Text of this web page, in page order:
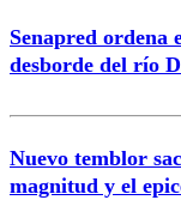
Senapred ordena
desborde del río
Nuevo temblor
magnitud y el